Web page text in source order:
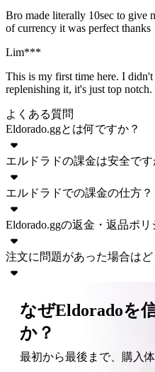
Bro made literally 10sec to give
of currency it was perfect thanks
Lim***
This is my first time here. I
replenishing it, it's just top notch.
よくある質問
Eldorado.ggとは何ですか？
Eldorado.ggは、ゲーム内通
行、課金など、多種多様な
ラインマーケットプレイス
ームに対応しており、リア
エルドラドの課金は安全です
はい、エルドラドggに掲載
に安全です。これは、詐欺
保護する当社独自のセキュ
ド」によって保証されてい
と選択された方法に注意深
多くのゲームでは、ギフト
課金が提供されますが、一
グインが必要になる場合が
確認するには、ご希望の金
エルドラドでの課金の仕方？
エルドラドggを使用した課
手順に従うだけで、数分以
ム内通貨が課金されます。
デバイスを選択しま
ご希望の課金金額を
「配送に関する指示
受け取るために必要
Eldorado.ggの返金・返品ポ
Eldorado.ggでは、商品が配
る場合、返金対応を行って
にアクセスしてクレームを
ることができます。
注文に問題があった場合は
注文が作成されるたびに、
ックスが開設され、販売者
案内いたします。また、
アイコンをタップするか、
なぜEldoradoを
か？
最初から最後まで、購入